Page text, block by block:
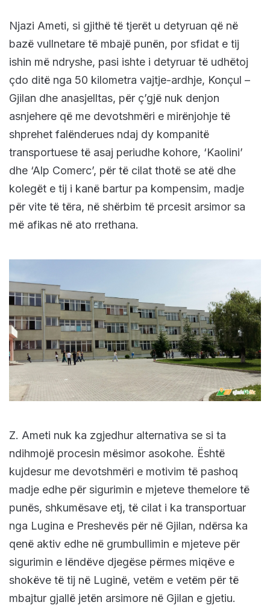
Njazi Ameti, si gjithë të tjerët u detyruan që në
bazë vullnetare të mbajë punën, por sfidat e tij
ishin më ndryshe, pasi ishte i detyruar të udhëtoj
çdo ditë nga 50 kilometra vajtje-ardhje, Konçul –
Gjilan dhe anasjelltas, për ç’gjë nuk denjon
asnjehere që me devotshmëri e mirënjohje të
shprehet falënderues ndaj dy kompanitë
transportuese të asaj periudhe kohore, ‘Kaolini’
dhe ‘Alp Comerc’, për të cilat thotë se atë dhe
kolegët e tij i kanë bartur pa kompensim, madje
për vite të tëra, në shërbim të prcesit arsimor sa
më afikas në ato rrethana.
Z. Ameti nuk ka zgjedhur alternativa se si ta
ndihmojë procesin mësimor asokohe. Është
kujdesur me devotshmëri e motivim të pashoq
madje edhe për sigurimin e mjeteve themelore të
punës, shkumësave etj, të cilat i ka transportuar
nga Lugina e Preshevës për në Gjilan, ndërsa ka
qenë aktiv edhe në grumbullimin e mjeteve për
sigurimin e lëndëve djegëse përmes miqëve e
shokëve të tij në Luginë, vetëm e vetëm për të
mbajtur gjallë jetën arsimore në Gjilan e gjetiu.